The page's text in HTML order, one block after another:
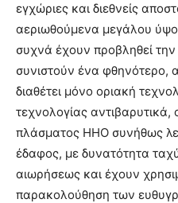
εγχώριες και διεθνείς
αεριωθούμενα μεγάλου
συχνά έχουν προβληθεί την
συνιστούν ένα φθηνότερο,
διαθέτει μόνο οριακή
τεχνολογίας
πλάσματος ΗΗΟ συνήθως
έδαφος, με δυνατότητα
αιωρήσεως και έχουν
παρακολούθηση των